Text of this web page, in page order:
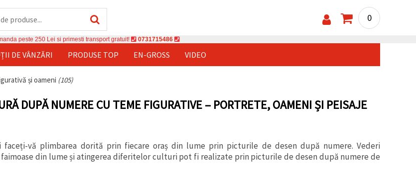
0
peste 250 Lei si primesti transport gratuit! 0731715486
DE VÂNZĂRI PRODUSE TOP EN-GROSS VIDEO
și oameni (105)
DUPĂ NUMERE CU TEME FIGURATIVE – PORTRETE, OAMENI ȘI PEISAJE
faceți-vă plimbarea dorită prin fiecare oraș din lume prin picturile de desen după numere. Vederi
din lume și atingerea diferitelor culturi pot fi realizate prin picturile de desen după numere de